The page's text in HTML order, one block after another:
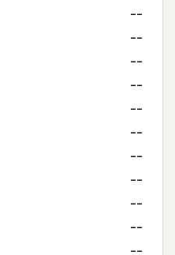
--
--
--
--
--
--
--
--
--
--
--